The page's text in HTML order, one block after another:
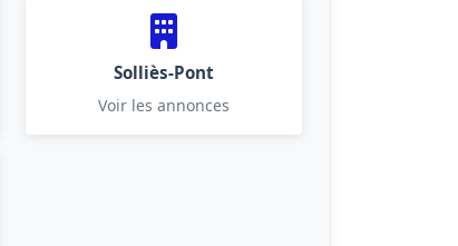
Solliès-Pont
Voir les annonces